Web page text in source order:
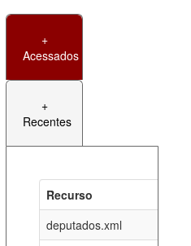
+
Acessados
+
Recentes
Recurso
deputados.xml